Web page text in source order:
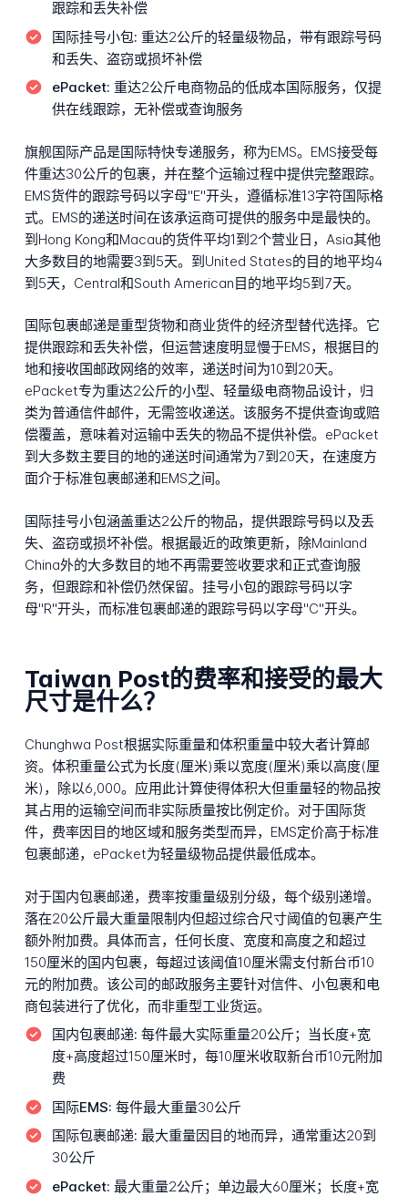
跟踪和丢失补偿
国际挂号小包: 重达2公斤的轻量级物品，带有跟踪号码
和丢失、盗窃或损坏补偿
ePacket: 重达2公斤电商物品的低成本国际服务，仅提
供在线跟踪，无补偿或查询服务
旗舰国际产品是国际特快专递服务，称为EMS。EMS接受每
件重达30公斤的包裹，并在整个运输过程中提供完整跟踪。
EMS货件的跟踪号码以字母"E"开头，遵循标准13字符国际格
式。EMS的递送时间在该承运商可提供的服务中是最快的。
到Hong Kong和Macau的货件平均1到2个营业日，Asia其他
大多数目的地需要3到5天。到United States的目的地平均4
到5天，Central和South American目的地平均5到7天。
国际包裹邮递是重型货物和商业货件的经济型替代选择。它
提供跟踪和丢失补偿，但运营速度明显慢于EMS，根据目的
地和接收国邮政网络的效率，递送时间为10到20天。
ePacket专为重达2公斤的小型、轻量级电商物品设计，归
类为普通信件邮件，无需签收递送。该服务不提供查询或赔
偿覆盖，意味着对运输中丢失的物品不提供补偿。ePacket
到大多数主要目的地的递送时间通常为7到20天，在速度方
面介于标准包裹邮递和EMS之间。
国际挂号小包涵盖重达2公斤的物品，提供跟踪号码以及丢
失、盗窃或损坏补偿。根据最近的政策更新，除Mainland
China外的大多数目的地不再需要签收要求和正式查询服
务，但跟踪和补偿仍然保留。挂号小包的跟踪号码以字
母"R"开头，而标准包裹邮递的跟踪号码以字母"C"开头。
Taiwan Post的费率和接受的最大
尺寸是什么？
Chunghwa Post根据实际重量和体积重量中较大者计算邮
资。体积重量公式为长度(厘米)乘以宽度(厘米)乘以高度(厘
米)，除以6,000。应用此计算使得体积大但重量轻的物品按
其占用的运输空间而非实际质量按比例定价。对于国际货
件，费率因目的地区域和服务类型而异，EMS定价高于标准
包裹邮递，ePacket为轻量级物品提供最低成本。
对于国内包裹邮递，费率按重量级别分级，每个级别递增。
落在20公斤最大重量限制内但超过综合尺寸阈值的包裹产生
额外附加费。具体而言，任何长度、宽度和高度之和超过
150厘米的国内包裹，每超过该阈值10厘米需支付新台币10
元的附加费。该公司的邮政服务主要针对信件、小包裹和电
商包装进行了优化，而非重型工业货运。
国内包裹邮递: 每件最大实际重量20公斤；当长度+宽
度+高度超过150厘米时，每10厘米收取新台币10元附加
费
国际EMS: 每件最大重量30公斤
国际包裹邮递: 最大重量因目的地而异，通常重达20到
30公斤
ePacket: 最大重量2公斤；单边最大60厘米；长度+宽